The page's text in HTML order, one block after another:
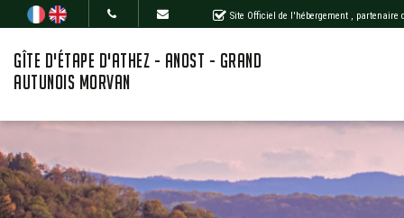
Site Officiel de l'hébergement , partenaire
GÎTE D'ÉTAPE D'ATHEZ - ANOST - GRAND
AUTUNOIS MORVAN